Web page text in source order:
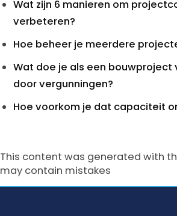
Wat zijn 6 manieren om
verbeteren?
Hoe beheer je meerdere
Wat doe je als een
door vergunningen?
Hoe voorkom je dat capaciteit
This content was generated with
may contain mistakes